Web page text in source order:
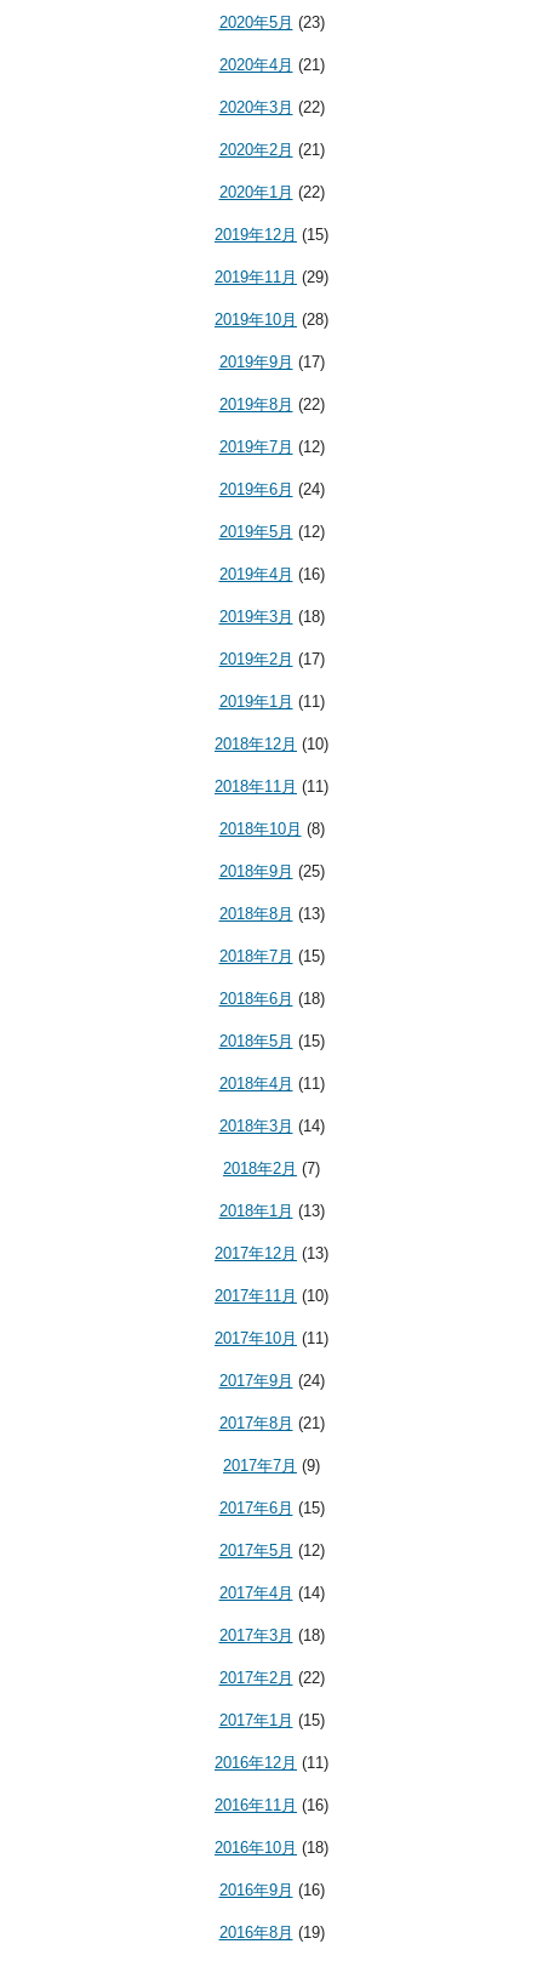
2020年5月 (23)
2020年4月 (21)
2020年3月 (22)
2020年2月 (21)
2020年1月 (22)
2019年12月 (15)
2019年11月 (29)
2019年10月 (28)
2019年9月 (17)
2019年8月 (22)
2019年7月 (12)
2019年6月 (24)
2019年5月 (12)
2019年4月 (16)
2019年3月 (18)
2019年2月 (17)
2019年1月 (11)
2018年12月 (10)
2018年11月 (11)
2018年10月 (8)
2018年9月 (25)
2018年8月 (13)
2018年7月 (15)
2018年6月 (18)
2018年5月 (15)
2018年4月 (11)
2018年3月 (14)
2018年2月 (7)
2018年1月 (13)
2017年12月 (13)
2017年11月 (10)
2017年10月 (11)
2017年9月 (24)
2017年8月 (21)
2017年7月 (9)
2017年6月 (15)
2017年5月 (12)
2017年4月 (14)
2017年3月 (18)
2017年2月 (22)
2017年1月 (15)
2016年12月 (11)
2016年11月 (16)
2016年10月 (18)
2016年9月 (16)
2016年8月 (19)